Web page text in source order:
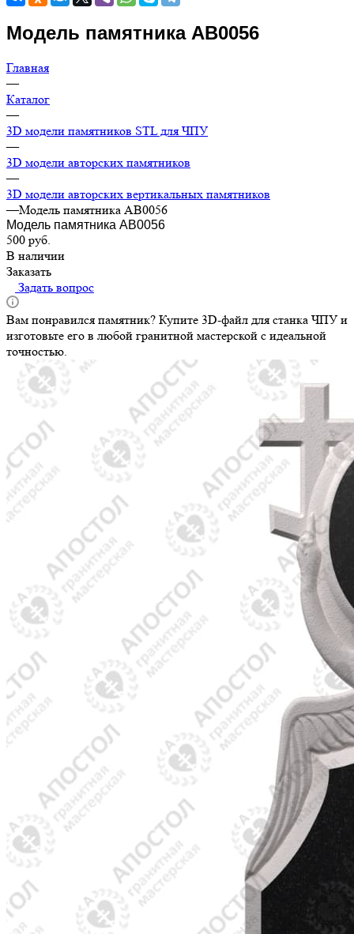
Модель памятника АВ0056
Главная
—
Каталог
—
3D модели памятников STL для ЧПУ
—
3D модели авторских памятников
—
3D модели авторских вертикальных памятников
—Модель памятника АВ0056
Модель памятника АВ0056
500 руб.
В наличии
Заказать
Задать вопрос
Вам понравился памятник? Купите 3D-файл для станка ЧПУ и
изготовьте его в любой гранитной мастерской с идеальной
точностью.